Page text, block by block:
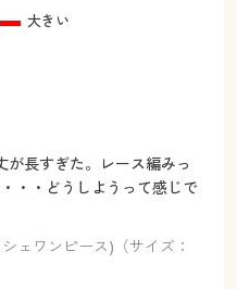
大きい
長すぎた。レース編みっ
・・どうしようって感じで
ェワンピース)（サイズ：